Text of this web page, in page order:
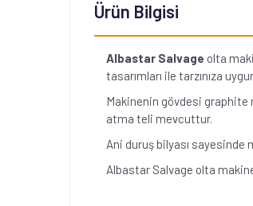
Ürün Bilgisi
Albastar Salvage olta
tasarımları ile tarzınıza
Makinenin gövdesi graphite
atma teli mevcuttur.
Ani duruş bilyası
Albastar Salvage olta